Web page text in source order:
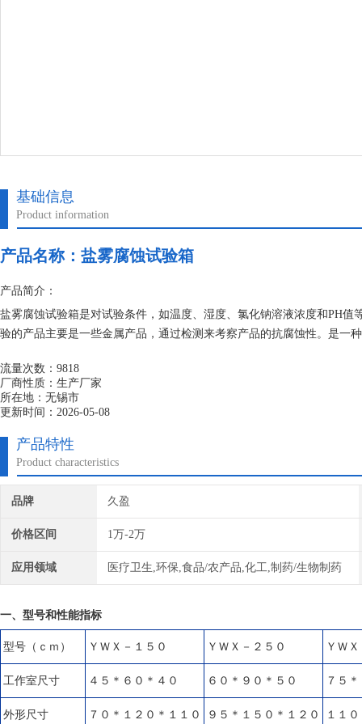
基础信息
Product information
产品名称：盐雾腐蚀试验箱
产品简介：
盐雾腐蚀试验箱是对试验条件，如温度、湿度、氯化钠溶液浓度和PH
验的产品主要是一些金属产品，通过检测来考察产品的抗腐蚀性。是一
流量次数：9818
厂商性质：生产厂家
所在地：无锡市
更新时间：2026-05-08
产品特性
Product characteristics
品牌 久盈
价格区间 1万-2万
应用领域 医疗卫生,环保,食品/农产品,化工,制药/生物制药
一、型号和性能指标
型号（ｃｍ） ＹＷＸ－１５０ ＹＷＸ－２５０ ＹＷ
工作室尺寸 ４５＊６０＊４０ ６０＊９０＊５０ ７５
外形尺寸 ７０＊１２０＊１１０ ９５＊１５０＊１２０ １１